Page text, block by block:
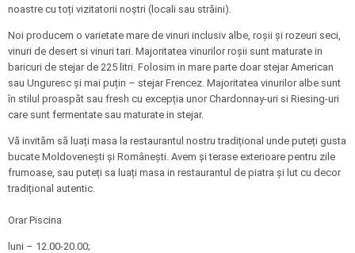
noastre cu toți vizitatorii noștri (locali sau străini).
Noi producem o varietate mare de vinuri inclusiv albe, roșii și rozeuri seci,
vinuri de desert si vinuri tari. Majoritatea vinurilor roșii sunt maturate in
baricuri de stejar de 225 litri. Folosim in mare parte doar stejar American
sau Unguresc și mai puțin – stejar Frencez. Majoritatea vinurilor albe sunt
în stilul proaspăt sau fresh cu excepția unor Chardonnay-uri si Riesing-uri
care sunt fermentate sau maturate in stejar.
Vă invităm să luați masa la restaurantul nostru tradițional unde puteți gusta
bucate Moldovenești și Românești. Avem și terase exterioare pentru zile
frumoase, sau puteți sa luați masa in restaurantul de piatra și lut cu decor
tradițional autentic.
Orar Piscina
luni – 12.00-20.00;